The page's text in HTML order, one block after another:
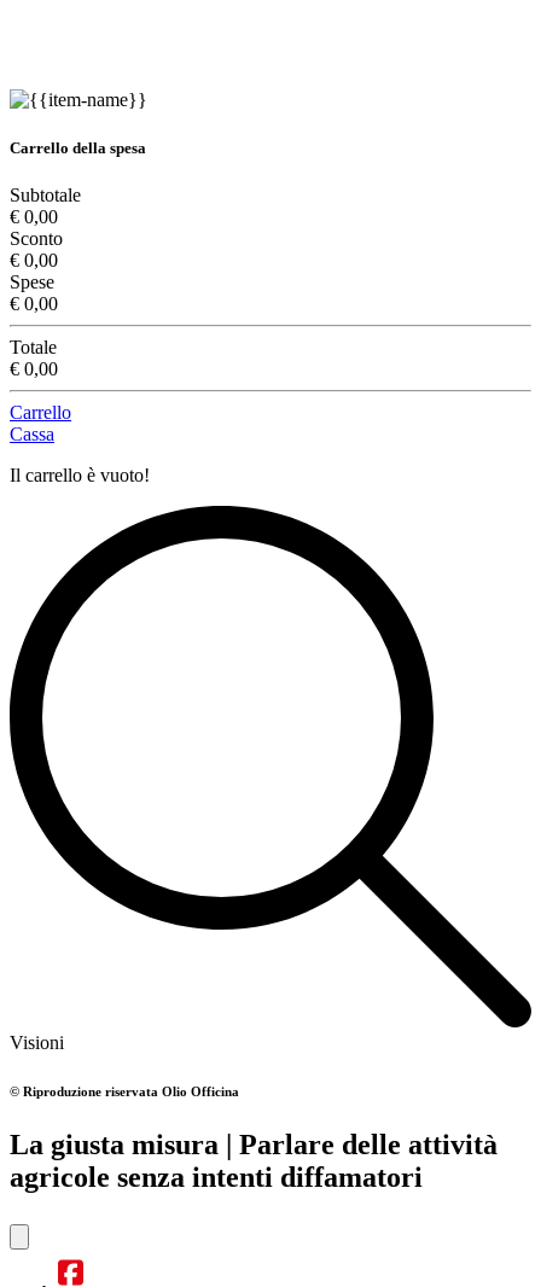
Carrello della spesa
Subtotale
€ 0,00
Sconto
€ 0,00
Spese
€ 0,00
Totale
€ 0,00
Carrello
Cassa
Il carrello è vuoto!
Visioni
© Riproduzione riservata Olio Officina
La giusta misura | Parlare delle attività
agricole senza intenti diffamatori